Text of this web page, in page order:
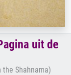
uit de
the Shahnama)